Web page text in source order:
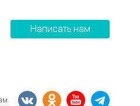
Написать нам